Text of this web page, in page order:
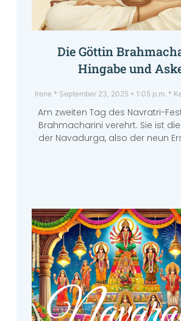
Die Göttin
Hingabe und
Irene September 23, 2025 1:05 p.m.
Am zweiten Tag des Navratri-
Brahmacharini verehrt. Sie ist
der Navadurga, also der neun